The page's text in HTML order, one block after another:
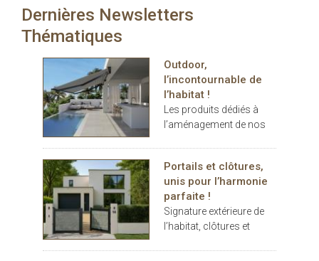
carport… les espaces
prolongements de
l’habitat. Dans ce
contexte, THERMOTOP®
s’impose comme un
partenaire clé pour
concevoir des espaces
de vie confortables,
esthétiques et durables,
dedans comme dehors.
Dernières Newsletters
Thématiques
Outdoor,
l’incontournable de
l’habitat !
Les produits dédiés à
l’aménagement de nos
des dernières années
comme des éléments
indispensables au
confort.
Portails et clôtures,
unis pour l’harmonie
parfaite !
Signature extérieure de
l’habitat, clôtures et